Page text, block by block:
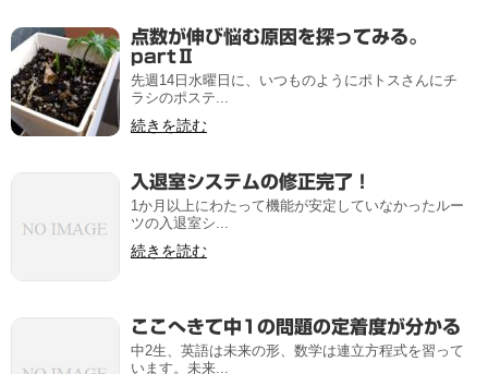
点数が伸び悩む原因を探ってみる。
partⅡ
先週14日水曜日に、いつものようにポトスさんにチ
ラシのポステ...
続きを読む
入退室システムの修正完了！
1か月以上にわたって機能が安定していなかったルー
ツの入退室シ...
続きを読む
ここへきて中1の問題の定着度が分かる
中2生、英語は未来の形、数学は連立方程式を習って
います。未来...